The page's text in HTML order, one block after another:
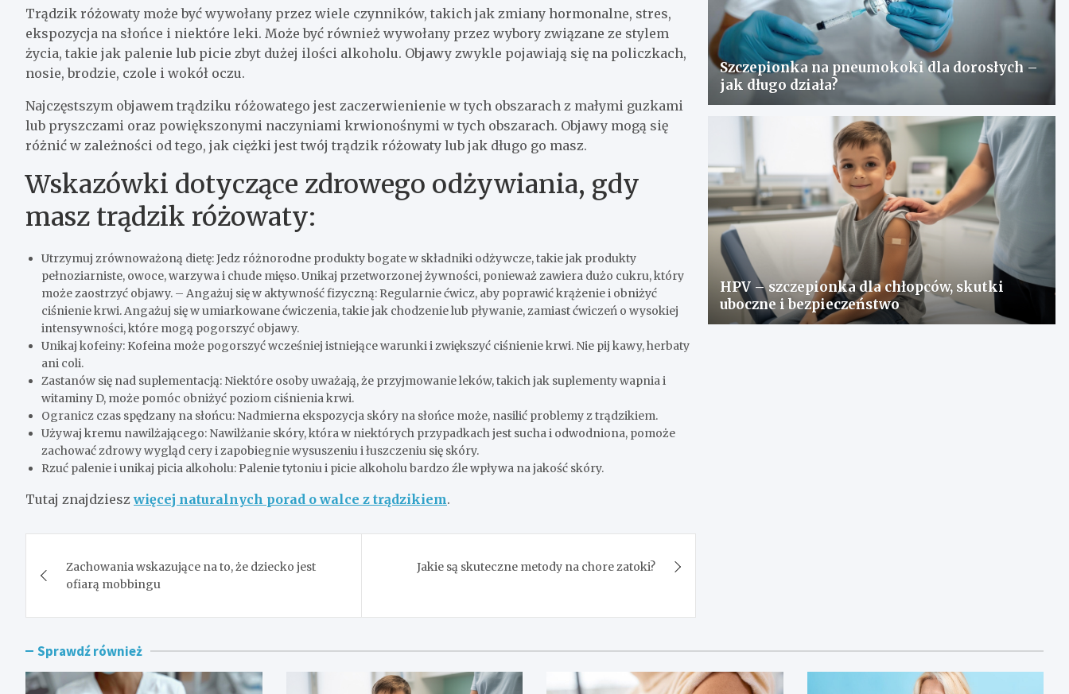
Trądzik różowaty może być wywołany przez wiele czynników, takich jak zmiany hormonalne, stres,
ekspozycja na słońce i niektóre leki. Może być również wywołany przez wybory związane ze stylem
życia, takie jak palenie lub picie zbyt dużej ilości alkoholu. Objawy zwykle pojawiają się na policzkach,
nosie, brodzie, czole i wokół oczu.
Najczęstszym objawem trądziku różowatego jest zaczerwienienie w tych obszarach z małymi guzkami
lub pryszczami oraz powiększonymi naczyniami krwionośnymi w tych obszarach. Objawy mogą się
różnić w zależności od tego, jak ciężki jest twój trądzik różowaty lub jak długo go masz.
Wskazówki dotyczące zdrowego odżywiania, gdy
masz trądzik różowaty:
Utrzymuj zrównoważoną dietę: Jedz różnorodne produkty bogate w składniki odżywcze, takie jak produkty
pełnoziarniste, owoce, warzywa i chude mięso. Unikaj przetworzonej żywności, ponieważ zawiera dużo cukru, który
może zaostrzyć objawy. – Angażuj się w aktywność fizyczną: Regularnie ćwicz, aby poprawić krążenie i obniżyć
ciśnienie krwi. Angażuj się w umiarkowane ćwiczenia, takie jak chodzenie lub pływanie, zamiast ćwiczeń o wysokiej
intensywności, które mogą pogorszyć objawy.
Unikaj kofeiny: Kofeina może pogorszyć wcześniej istniejące warunki i zwiększyć ciśnienie krwi. Nie pij kawy, herbaty
ani coli.
Zastanów się nad suplementacją: Niektóre osoby uważają, że przyjmowanie leków, takich jak suplementy wapnia i
witaminy D, może pomóc obniżyć poziom ciśnienia krwi.
Ogranicz czas spędzany na słońcu: Nadmierna ekspozycja skóry na słońce może, nasilić problemy z trądzikiem.
Używaj kremu nawilżającego: Nawilżanie skóry, która w niektórych przypadkach jest sucha i odwodniona, pomoże
zachować zdrowy wygląd cery i zapobiegnie wysuszeniu i łuszczeniu się skóry.
Rzuć palenie i unikaj picia alkoholu: Palenie tytoniu i picie alkoholu bardzo źle wpływa na jakość skóry.
Tutaj znajdzieszwięcej naturalnych porad o walce z trądzikiem.
wpisu
Zachowania wskazujące na to, że dziecko jest
ofiarą mobbingu
Jakie są skuteczne metody na chore zatoki?
Szczepionka na pneumokoki dla dorosłych –
jak długo działa?
HPV – szczepionka dla chłopców, skutki
uboczne i bezpieczeństwo
Sprawdź również